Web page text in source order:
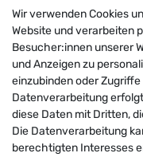
MiniHeld B2B
MiniHeld
© 2026
Alle Preise
Wir verwenden Cookies
Website und verarbeiten
Besucher:innen unserer
und Anzeigen zu
einzubinden oder
Datenverarbeitung
diese Daten mit Dritten,
Die Datenverarbeitung
berechtigten Interesses